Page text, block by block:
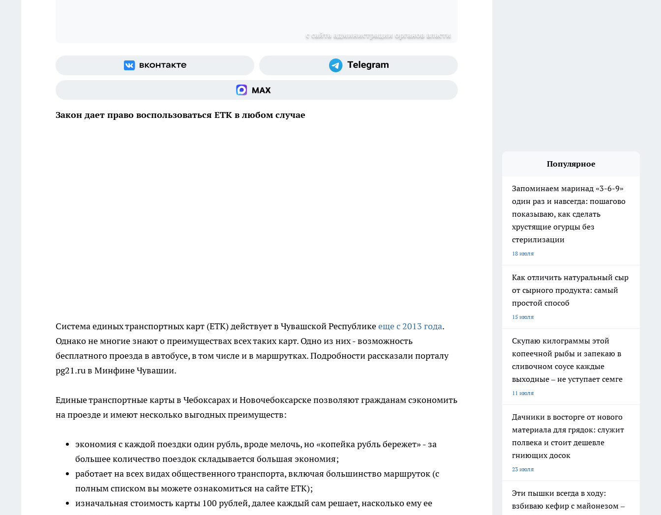
с сайта администрации органов власти
Закон дает право воспользоваться ЕТК в любом случае
Система единых транспортных карт (ЕТК) действует в Чувашской Республикееще с 2013 года.
Однако не многие знают о преимуществах всех таких карт. Одно из них - возможность
бесплатного проезда в автобусе, в том числе и в маршрутках. Подробности рассказали порталу
pg21.ru в Минфине Чувашии.
Единые транспортные карты в Чебоксарах и Новочебоксарске позволяют гражданам сэкономить
на проезде и имеют несколько выгодных преимуществ:
экономия с каждой поездки один рубль, вроде мелочь, но «копейка рубль бережет» - за
большее количество поездок складывается большая экономия;
работает на всех видах общественного транспорта, включая большинство маршруток (с
полным списком вы можете ознакомиться на сайте ЕТК);
изначальная стоимость карты 100 рублей, далее каждый сам решает, насколько ему ее
Популярное
Запоминаем маринад «3-6-9»
один раз и навсегда: пошагово
показываю, как сделать
хрустящие огурцы без
стерилизации
18 июля
Как отличить натуральный сыр
от сырного продукта: самый
простой способ
15 июля
Скупаю килограммы этой
копеечной рыбы и запекаю в
сливочном соусе каждые
выходные – не уступает семге
11 июля
Дачники в восторге от нового
материала для грядок: служит
полвека и стоит дешевле
гниющих досок
23 июля
Эти пышки всегда в ходу:
взбиваю кефир с майонезом –